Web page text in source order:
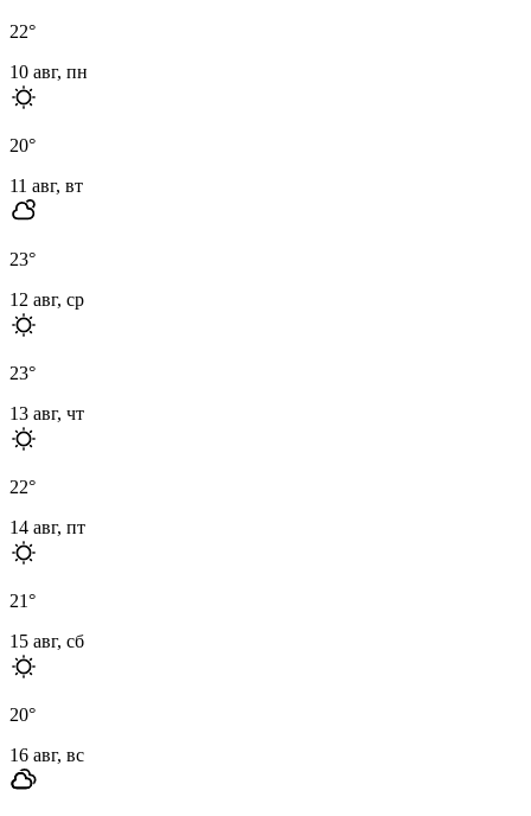
22°
10 авг, пн
20°
11 авг, вт
23°
12 авг, ср
23°
13 авг, чт
22°
14 авг, пт
21°
15 авг, сб
20°
16 авг, вс